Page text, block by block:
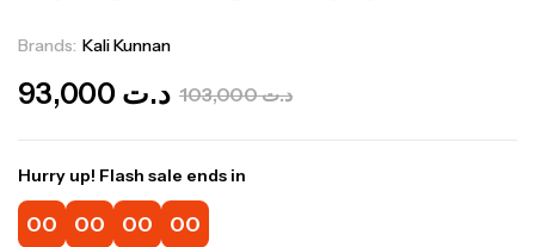
Brands: Kali Kunnan
د.ت103,000 د.ت
Hurry up! Flash sale ends in
00 00 00 00